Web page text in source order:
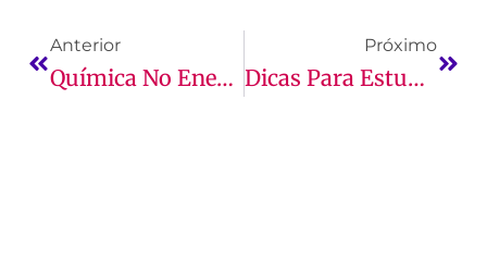
Anterior
Química No Enem: Principais Assuntos E Mais!
Próximo
Dicas Para Estudar Matemática Para O Enem!